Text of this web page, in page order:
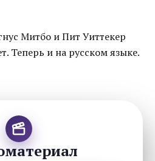
Митбо и Пит Уиттекер
Теперь и на русском языке.